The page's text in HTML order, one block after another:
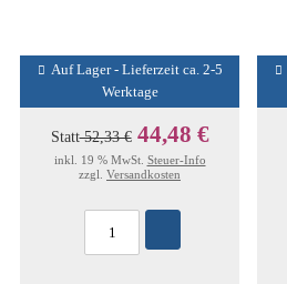
Auf Lager - Lieferzeit ca. 2-5
Werktage
Statt52,33 € 44,48 €
inkl. 19 % MwSt. Steuer-Info
zzgl. Versandkosten